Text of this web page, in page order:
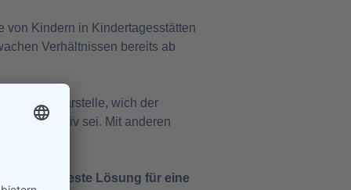
von Kindern in Kindertagesstätten
Verhältnissen bereits ab
Familien darstelle, wich der
positiv sei. Mit anderen
die beste Lösung für eine